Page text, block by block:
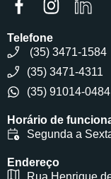
Telefone
(35) 3471-1584
(35) 3471-4311
(35) 91014-0484
Horário de
Segunda a
Endereço
Rua Henrique